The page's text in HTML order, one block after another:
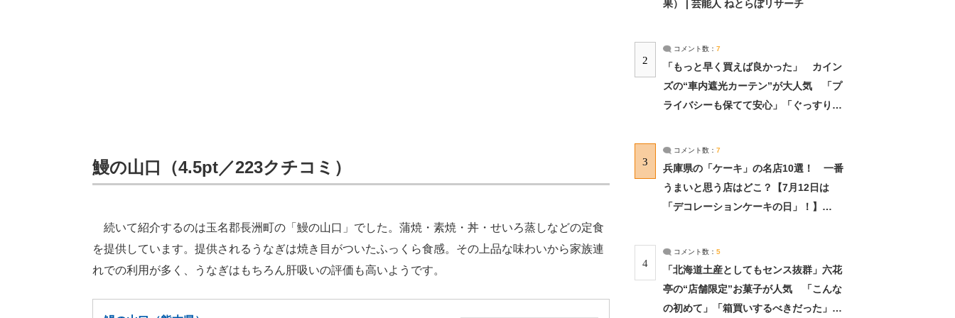
鰻の山口（4.5pt／223クチコミ）
続いて紹介するのは玉名郡長洲町の「鰻の山口」でした。蒲焼・素焼・丼・せいろ蒸しなどの定食
を提供しています。提供されるうなぎは焼き目がついたふっくら食感。その上品な味わいから家族連
れでの利用が多く、うなぎはもちろん肝吸いの評価も高いようです。
果） | 芸能人 ねとらぼリサーチ
2
コメント数： 7
「もっと早く買えば良かった」 カイン
ズの“車内遮光カーテン”が大人気 「プ
ライバシーも保てて安心」「ぐっすり眠
3
コメント数： 7
兵庫県の「ケーキ」の名店10選！ 一番
うまいと思う店はどこ？【7月12日は
「デコレーションケーキの日」！】
4
コメント数： 5
「北海道土産としてもセンス抜群」六花
亭の“店舗限定”お菓子が人気 「こんな
の初めて」「箱買いするべきだった」